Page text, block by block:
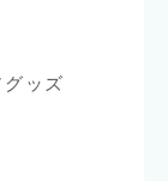
ッズ